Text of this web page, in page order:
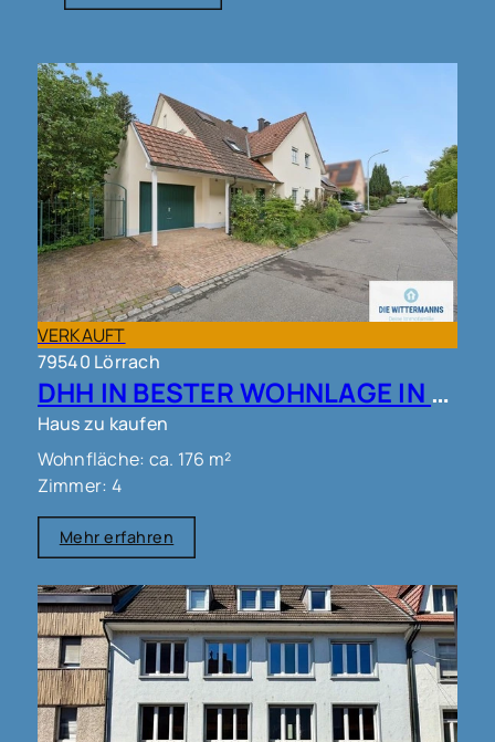
VERKAUFT
79540 Lörrach
DHH IN BESTER WOHNLAGE IN LÖRRACH!!
Haus zu kaufen
Wohnfläche: ca. 176 m²
Zimmer: 4
Mehr erfahren